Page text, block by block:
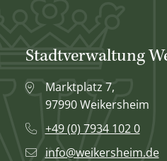
Stadtverwaltung
Marktplatz 7,
97990 Weikersheim
+49 (0) 7934 102 0
info@weikersheim.de